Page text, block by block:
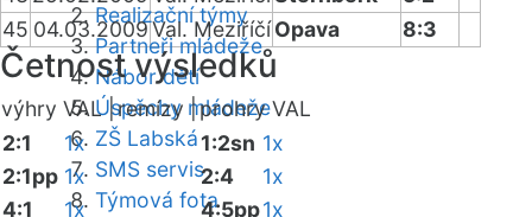
Realizační týmy
Partneři mládeže
Nábor dětí
Úspěchy mládeže
ZŠ Labská
SMS servis
Týmová fota
45 04.03.2009Val. MeziříčíOpava 8:3
Četnost výsledků
výhry VAL |remízy |prohry VAL
2:1
1x
2:1pp 1x
4:1
1x
1:2sn 1x
2:4
1x
4:5pp1x